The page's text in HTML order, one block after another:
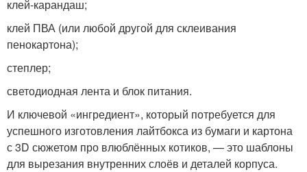
клей-карандаш;
клей ПВА (или любой другой для склеивания
пенокартона);
степлер;
светодиодная лента и блок питания.
И ключевой «ингредиент», который потребуется для
успешного изготовления лайтбокса из бумаги и картона
с 3D сюжетом про влюблённых котиков, — это шаблоны
для вырезания внутренних слоёв и деталей корпуса.